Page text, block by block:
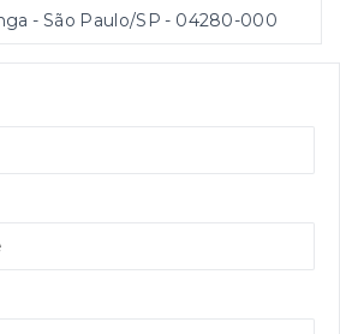
- São Paulo/SP - 04280-000